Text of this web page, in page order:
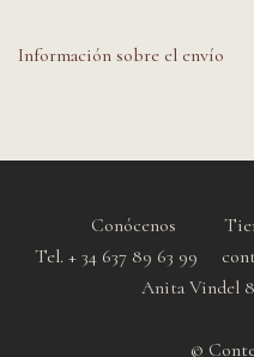
Información sobre el envío
Conócenos
Tel. + 34 637 89 63 99
Anita Vindel
©